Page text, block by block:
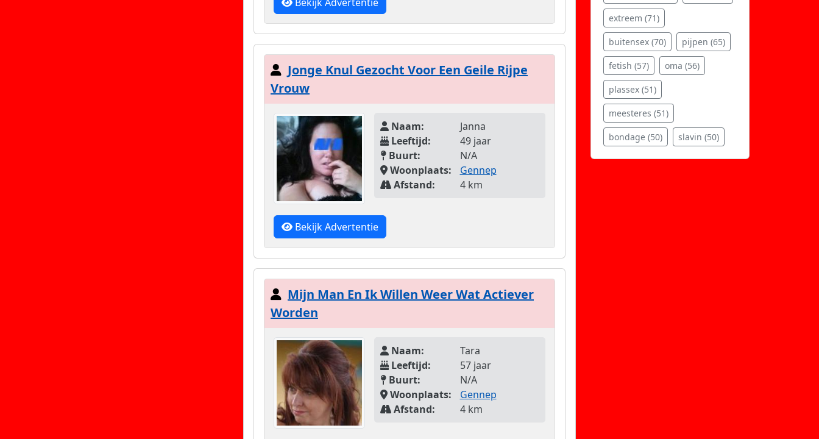
Jonge Knul Gezocht Voor Een Geile Rijpe
Vrouw
Naam:
Janna
Leeftijd:
49 jaar
Buurt:
N/A
Woonplaats:
Gennep
Afstand:
4 km
Bekijk Advertentie
Mijn Man En Ik Willen Weer Wat Actiever
Worden
Naam:
Tara
Leeftijd:
57 jaar
Buurt:
N/A
Woonplaats:
Gennep
Afstand:
4 km
extreem (71)
buitensex (70) pijpen (65)
fetish (57) oma (56)
plassex (51)
meesteres (51)
bondage (50) slavin (50)